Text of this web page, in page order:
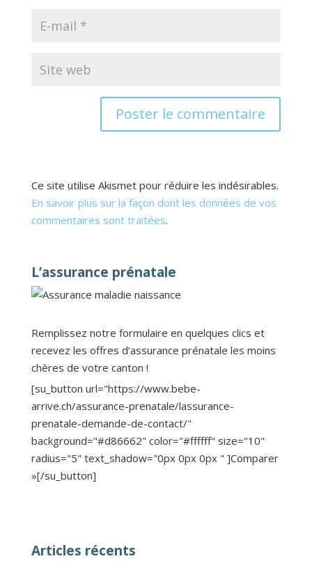
Ce site utilise Akismet pour réduire les indésirables.
En savoir plus sur la façon dont les données de vos
commentaires sont traitées.
L’assurance prénatale
Remplissez notre formulaire en quelques clics et
recevez les offres d’assurance prénatale les moins
chères de votre canton !
[su_button url="https://www.bebe-
arrive.ch/assurance-prenatale/lassurance-
prenatale-demande-de-contact/"
background="#d86662" color="#ffffff" size="10"
radius="5" text_shadow="0px 0px 0px " ]Comparer
»[/su_button]
Articles récents